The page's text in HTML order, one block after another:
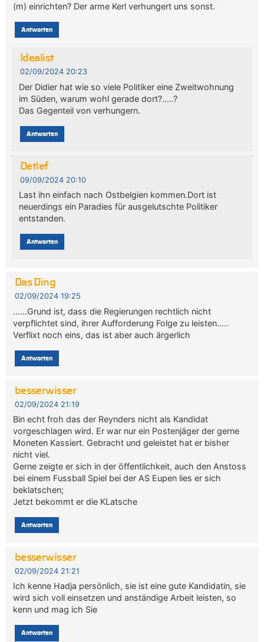
(m) einrichten? Der arme Kerl verhungert uns sonst.
Antworten
Idealist
02/09/2024 20:23
Der Didier hat wie so viele Politiker eine Zweitwohnung
im Süden, warum wohl gerade dort?…..?
Das Gegenteil von verhungern.
Antworten
Detlef
09/09/2024 20:10
Last ihn einfach nach Ostbelgien kommen.Dort ist
neuerdings ein Paradies für ausgelutschte Politiker
entstanden.
Antworten
Das Ding
02/09/2024 19:25
……Grund ist, dass die Regierungen rechtlich nicht
verpflichtet sind, ihrer Aufforderung Folge zu leisten…..
Verflixt noch eins, das ist aber auch ärgerlich
Antworten
besserwisser
02/09/2024 21:19
Bin echt froh das der Reynders nicht als Kandidat
vorgeschlagen wird. Er war nur ein Postenjäger der gerne
Moneten Kassiert. Gebracht und geleistet hat er bisher
nicht viel.
Gerne zeigte er sich in der öffentlichkeit, auch den Anstoss
bei einem Fussball Spiel bei der AS Eupen lies er sich
beklatschen;
Jetzt bekommt er die KLatsche
Antworten
besserwisser
02/09/2024 21:21
Ich kenne Hadja persönlich, sie ist eine gute Kandidatin, sie
wird sich voll einsetzen und anständige Arbeit leisten, so
kenn und mag ich Sie
Antworten